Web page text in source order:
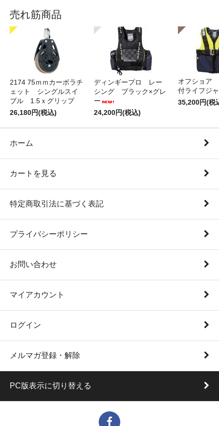
売れ筋商品
2174 75ｍｍカーボラチ
ェット シングルスイ
ブル 1.5ｘグリップ
26,180円(税込)
ディンギープロ レー
シング ブラック×グレ
ー
24,200円(税込)
オフショア
付ライフジ
35,200円(税
ホーム
カートを見る
特定商取引法に基づく表記
プライバシーポリシー
お問い合わせ
マイアカウント
ログイン
メルマガ登録・解除
PC版表示に切り替える